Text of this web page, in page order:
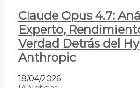
Claude Opus 4.7:
Experto,
Verdad Detrás del
Anthropic
18/04/2026